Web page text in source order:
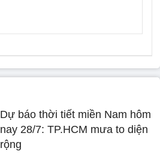
Dự báo thời tiết miền Nam hôm
nay 28/7: TP.HCM mưa to diện
rộng